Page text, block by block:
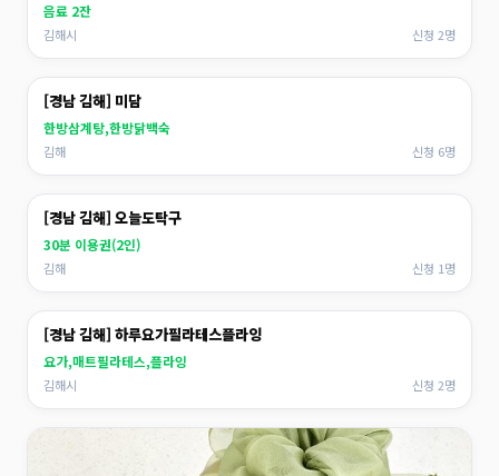
음료 2잔
김해시 신청 2명
[경남 김해] 미담
한방삼계탕,한방닭백숙
김해 신청 6명
[경남 김해] 오늘도탁구
30분 이용권(2인)
김해 신청 1명
[경남 김해] 하루요가필라테스플라잉
요가,매트필라테스,플라잉
김해시 신청 2명